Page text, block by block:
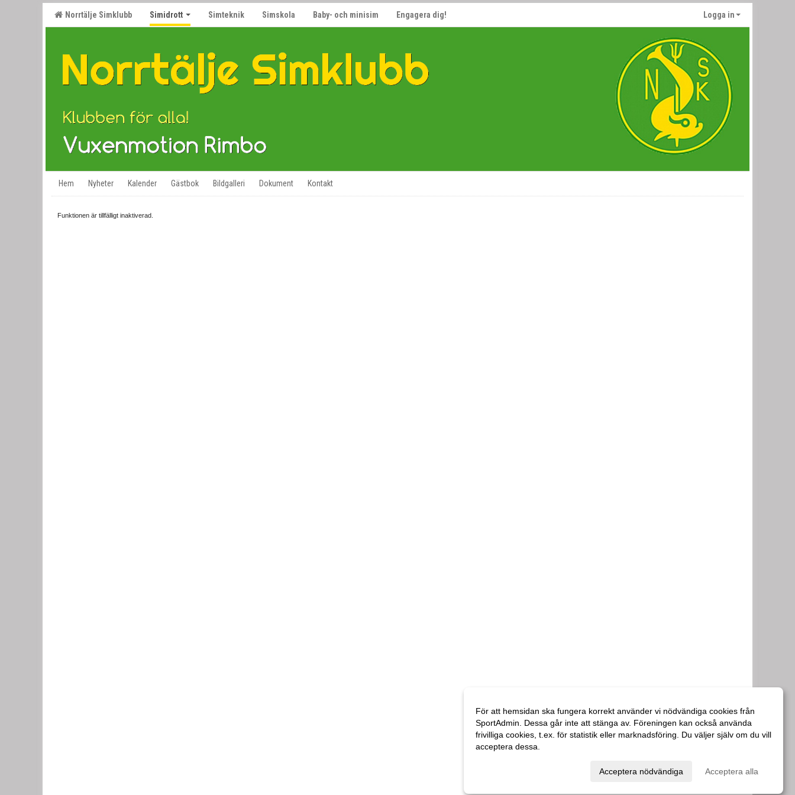
Norrtälje Simklubb Simidrott Simteknik Simskola Baby- och minisim Engagera dig! Logga in
Hem Nyheter Kalender Gästbok Bildgalleri Dokument Kontakt
Funktionen är tillfälligt inaktiverad.
För att hemsidan ska fungera korrekt använder vi nödvändiga cookies från
SportAdmin. Dessa går inte att stänga av. Föreningen kan också använda
frivilliga cookies, t.ex. för statistik eller marknadsföring. Du väljer själv om du vill
acceptera dessa.
Acceptera nödvändiga Acceptera alla